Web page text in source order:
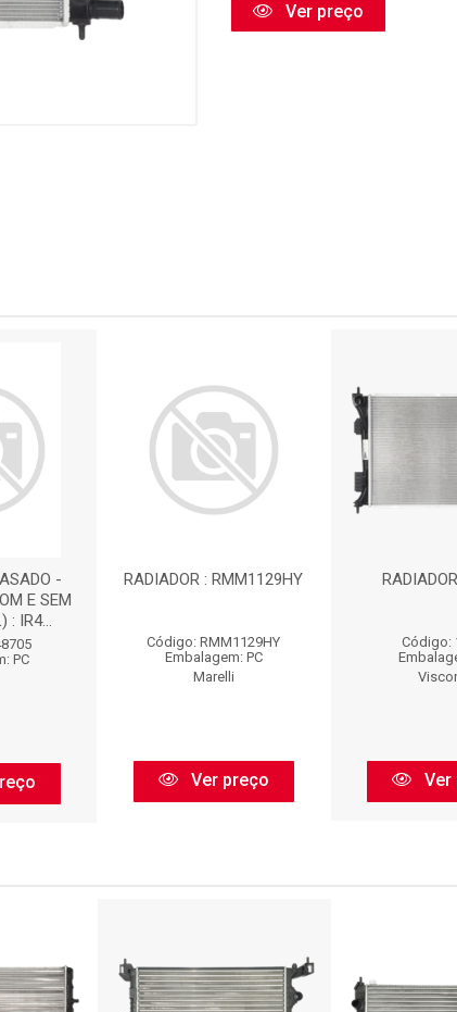
Ver preço
-
E SEM
: IR4...
PC
RADIADOR : RMM1129HY
Código: RMM1129HY
Embalagem: PC
Marelli
Ver preço
Código:
Ver